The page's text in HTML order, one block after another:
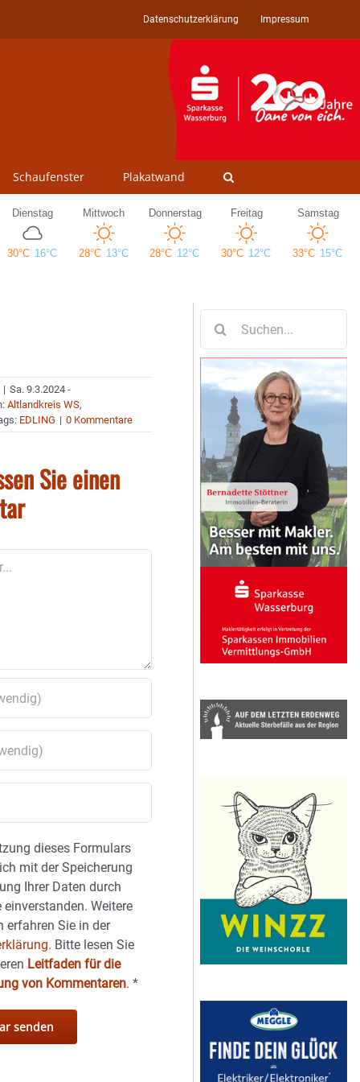
Datenschutzerklärung Impressum
Schaufenster Plakatwand
| Sa. 9.3.2024 -
Altlandkreis WS,
EDLING | 0 Kommentare
Sie einen
dieses Formulars
mit der Speicherung
Ihrer Daten durch
einverstanden. Weitere
erfahren Sie in der
Bitte lesen Sie
Leitfaden für die
von Kommentaren.*
nach: